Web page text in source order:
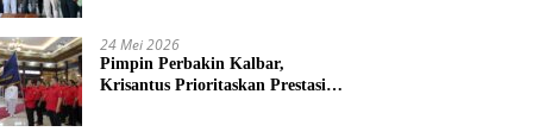
24 Mei 2026
Pimpin Perbakin Kalbar,
Krisantus Prioritaskan Prestasi